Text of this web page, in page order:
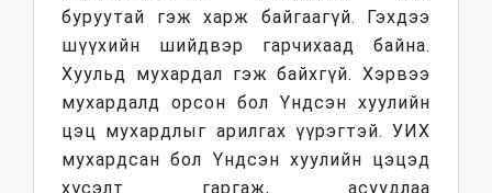
буруутай гэж харж байгаагүй. Гэхдээ
шүүхийн шийдвэр гарчихаад байна.
Хуульд мухардал гэж байхгүй. Хэрвээ
мухардалд орсон бол Үндсэн хуулийн
цэц мухардлыг арилгах үүрэгтэй. УИХ
мухардсан бол Үндсэн хуулийн цэцэд
хүсэлт гаргаж, асуудлаа